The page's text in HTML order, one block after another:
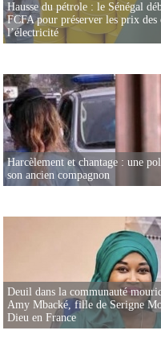
Hausse du pétrole : le Sénégal
FCFA pour préserver les prix des
l’électricité
Harcèlement et chantage : une
son ancien compagnon
Deuil dans la communauté
Amy Mbacké, fille de Serigne
Dieu en France